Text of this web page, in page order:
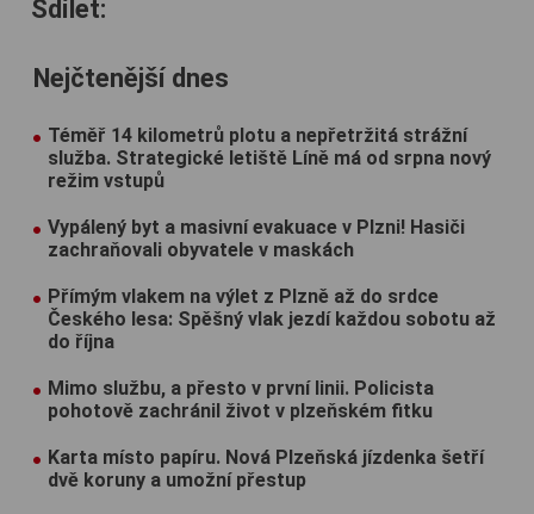
Sdílet:
Nejčtenější dnes
Téměř 14 kilometrů plotu a nepřetržitá strážní
služba. Strategické letiště Líně má od srpna nový
režim vstupů
Vypálený byt a masivní evakuace v Plzni! Hasiči
zachraňovali obyvatele v maskách
Přímým vlakem na výlet z Plzně až do srdce
Českého lesa: Spěšný vlak jezdí každou sobotu až
do října
Mimo službu, a přesto v první linii. Policista
pohotově zachránil život v plzeňském fitku
Karta místo papíru. Nová Plzeňská jízdenka šetří
dvě koruny a umožní přestup